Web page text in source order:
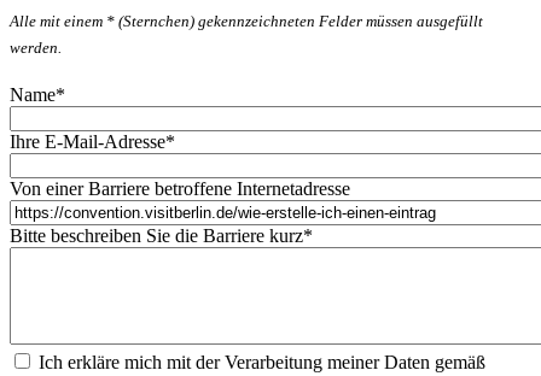
Alle mit einem * (Sternchen) gekennzeichneten Felder müssen ausgefüllt
werden.
Name*
Ihre E-Mail-Adresse*
Von einer Barriere betroffene Internetadresse
Bitte beschreiben Sie die Barriere kurz*
Ich erkläre mich mit der Verarbeitung meiner Daten gemäß